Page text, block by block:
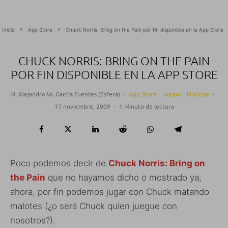
Inicio App Store Chuck Norris: Bring on the Pain por fin disponible en la App Store
CHUCK NORRIS: BRING ON THE PAIN
POR FIN DISPONIBLE EN LA APP STORE
M. Alejandro W. García Fuentes (Esfera) · App Store Juegos Noticias ·
17 noviembre, 2009 · 1 Minuto de lectura
Poco podemos decir de Chuck Norris: Bring on
the Pain que no hayamos dicho o mostrado ya,
ahora, por fin podemos jugar con Chuck matando
malotes (¿o será Chuck quien juegue con
nosotros?).